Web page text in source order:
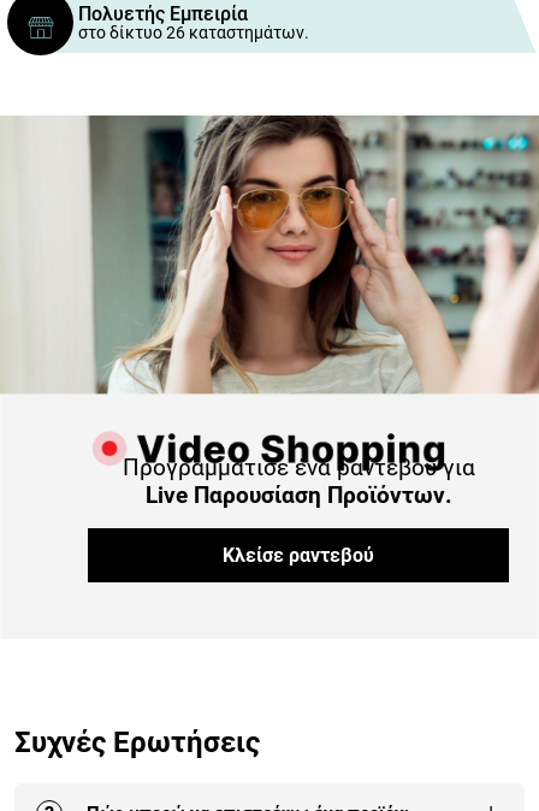
Πολυετής Εμπειρία
στο δίκτυο 26 καταστημάτων.
Προγραμμάτισε ένα ραντεβού για
Live Παρουσίαση Προϊόντων.
Κλείσε ραντεβού
Συχνές Ερωτήσεις